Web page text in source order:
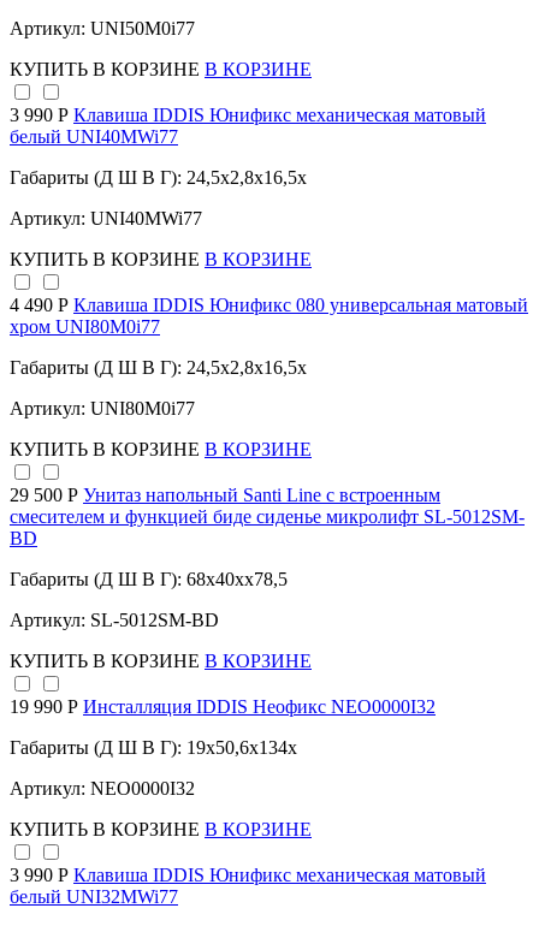
Артикул: UNI50M0i77
КУПИТЬ В КОРЗИНЕ В КОРЗИНЕ
3 990 Р Клавиша IDDIS Юнификс механическая матовый
белый UNI40MWi77
Габариты (Д Ш В Г): 24,5x2,8x16,5x
Артикул: UNI40MWi77
КУПИТЬ В КОРЗИНЕ В КОРЗИНЕ
4 490 Р Клавиша IDDIS Юнификс 080 универсальная матовый
хром UNI80M0i77
Габариты (Д Ш В Г): 24,5x2,8x16,5x
Артикул: UNI80M0i77
КУПИТЬ В КОРЗИНЕ В КОРЗИНЕ
29 500 Р Унитаз напольный Santi Line с встроенным
смесителем и функцией биде сиденье микролифт SL-5012SM-
BD
Габариты (Д Ш В Г): 68x40xx78,5
Артикул: SL-5012SM-BD
КУПИТЬ В КОРЗИНЕ В КОРЗИНЕ
19 990 Р Инсталляция IDDIS Неофикс NEO0000I32
Габариты (Д Ш В Г): 19x50,6x134x
Артикул: NEO0000I32
КУПИТЬ В КОРЗИНЕ В КОРЗИНЕ
3 990 Р Клавиша IDDIS Юнификс механическая матовый
белый UNI32MWi77